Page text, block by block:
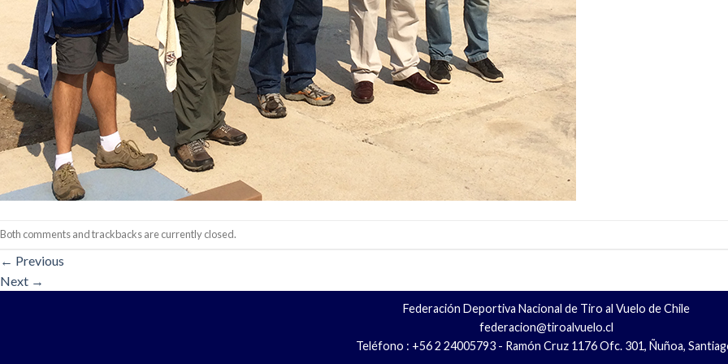
Both comments and trackbacks are currently closed.
← Previous
Next →
Federación Deportiva Nacional de Tiro al Vuelo de Chile
federacion@tiroalvuelo.cl
Teléfono : +56 2 24005793 - Ramón Cruz 1176 Ofc. 301, Ñuñoa,